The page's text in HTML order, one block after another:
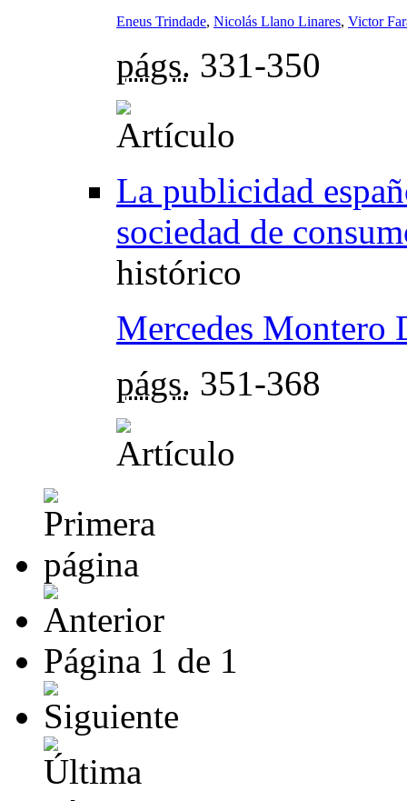
Eneus Trindade, Nicolás Llano Linares, Victor
págs. 331-350
La publicidad
sociedad de
histórico
Mercedes Montero
págs. 351-368
Página 1 de 1